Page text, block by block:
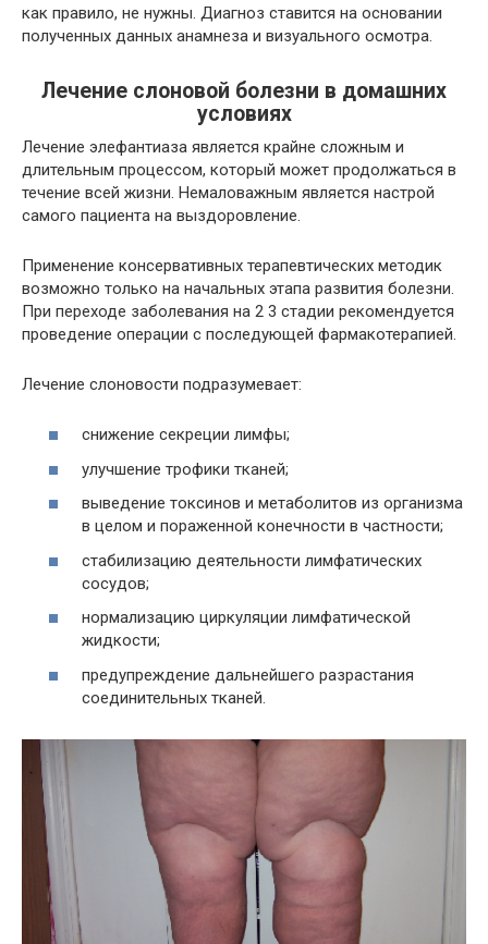
как правило, не нужны. Диагноз ставится на основании
полученных данных анамнеза и визуального осмотра.
Лечение слоновой болезни в домашних
условиях
Лечение элефантиаза является крайне сложным и
длительным процессом, который может продолжаться в
течение всей жизни. Немаловажным является настрой
самого пациента на выздоровление.
Применение консервативных терапевтических методик
возможно только на начальных этапа развития болезни.
При переходе заболевания на 2 3 стадии рекомендуется
проведение операции с последующей фармакотерапией.
Лечение слоновости подразумевает:
снижение секреции лимфы;
улучшение трофики тканей;
выведение токсинов и метаболитов из организма
в целом и пораженной конечности в частности;
стабилизацию деятельности лимфатических
сосудов;
нормализацию циркуляции лимфатической
жидкости;
предупреждение дальнейшего разрастания
соединительных тканей.